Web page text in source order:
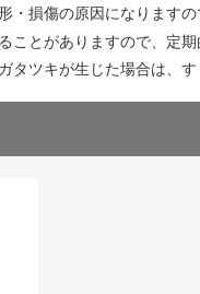
・損傷の原因になります
ことがありますので、定
タツキが生じた場合は、